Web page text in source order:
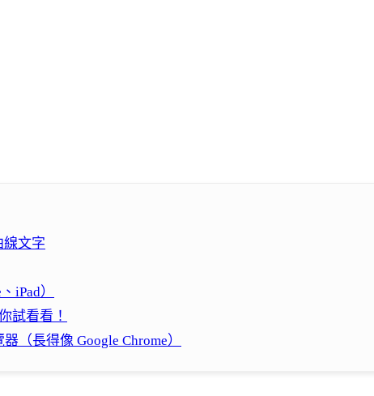
線文字
iPad）
試看看！
（長得像 Google Chrome）